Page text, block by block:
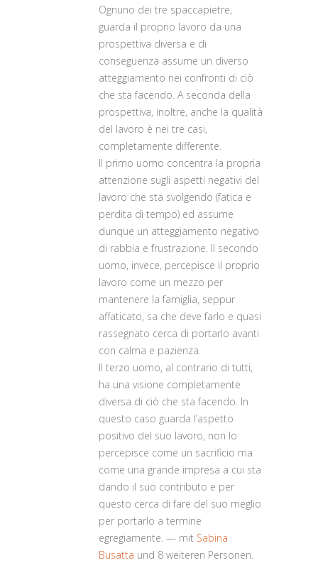
Ognuno dei tre spaccapietre,
guarda il proprio lavoro da una
prospettiva diversa e di
conseguenza assume un diverso
atteggiamento nei confronti di ciò
che sta facendo. A seconda della
prospettiva, inoltre, anche la qualità
del lavoro è nei tre casi,
completamente differente.
Il primo uomo concentra la propria
attenzione sugli aspetti negativi del
lavoro che sta svolgendo (fatica e
perdita di tempo) ed assume
dunque un atteggiamento negativo
di rabbia e frustrazione. Il secondo
uomo, invece, percepisce il proprio
lavoro come un mezzo per
mantenere la famiglia, seppur
affaticato, sa che deve farlo e quasi
rassegnato cerca di portarlo avanti
con calma e pazienza.
Il terzo uomo, al contrario di tutti,
ha una visione completamente
diversa di ciò che sta facendo. In
questo caso guarda l’aspetto
positivo del suo lavoro, non lo
percepisce come un sacrificio ma
come una grande impresa a cui sta
dando il suo contributo e per
questo cerca di fare del suo meglio
per portarlo a termine
egregiamente. — mit Sabina
Busatta und 8 weiteren Personen.